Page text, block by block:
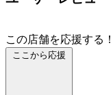
この店舗を応援する！
ここから応援